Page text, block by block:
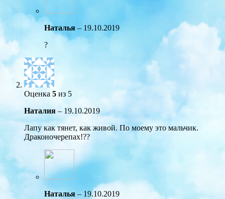
Наталья – 19.10.2019
?
Оценка 5 из 5
Наталия– 19.10.2019
Лапу как тянет, как живой. По моему это мальчик.
Драконочерепах!??
Наталья– 19.10.2019